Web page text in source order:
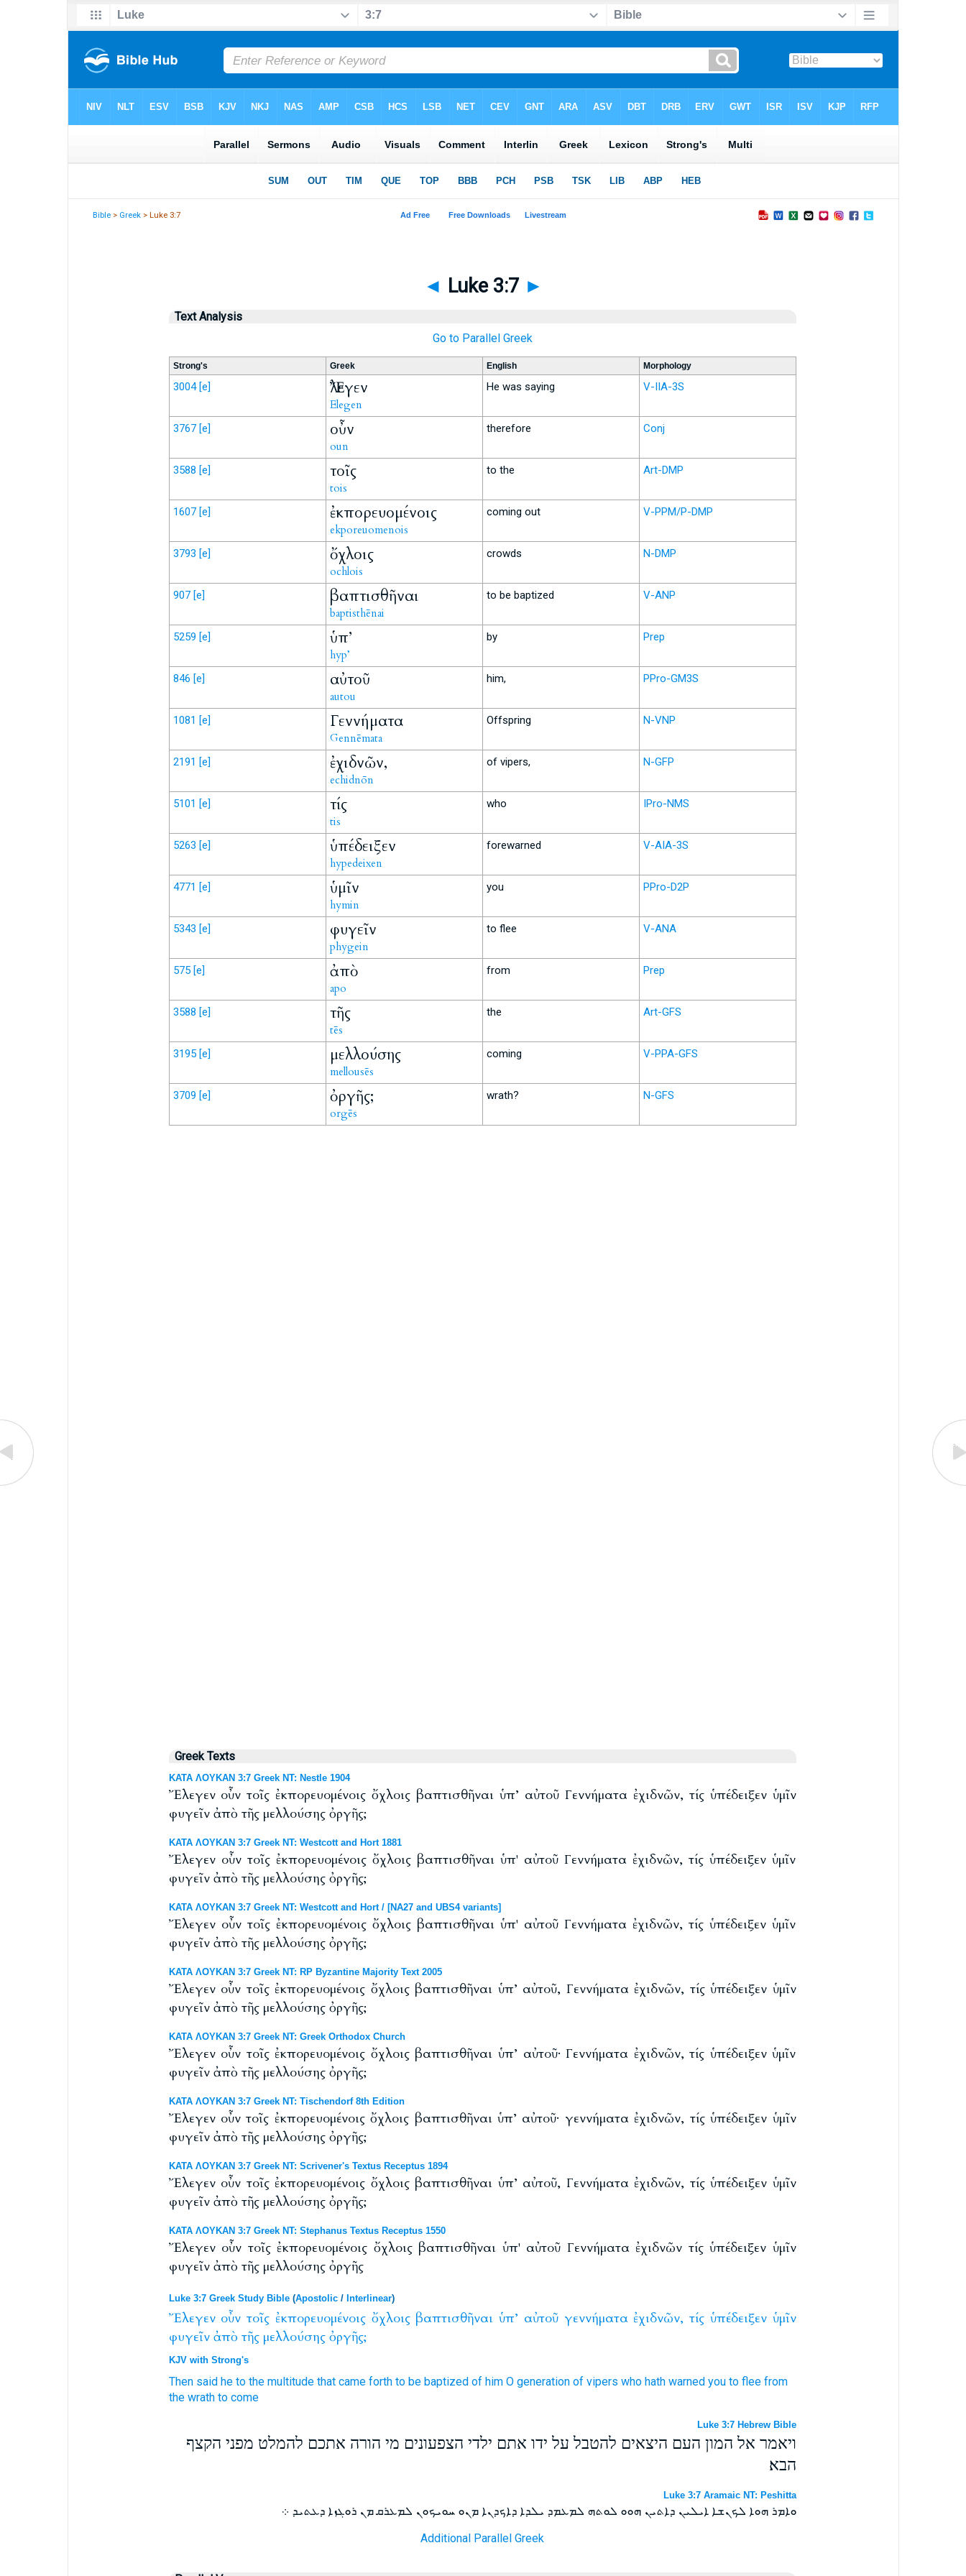
Bible > Greek > Luke 3:7
◄ Luke 3:7 ►
Text Analysis
Go to Parallel Greek
Strong's Greek English Morphology
3004 [e] Ἔλεγεν
Elegen
He was saying V-IIA-3S
3767 [e] οὖν
oun
therefore Conj
3588 [e] τοῖς
tois
to the Art-DMP
1607 [e] ἐκπορευομένοις
ekporeuomenois
coming out V-PPM/P-DMP
3793 [e] ὄχλοις
ochlois
crowds N-DMP
907 [e] βαπτισθῆναι
baptisthēnai
to be baptized V-ANP
5259 [e] ὑπ’
hyp’
by Prep
846 [e] αὐτοῦ
autou
him, PPro-GM3S
1081 [e] Γεννήματα
Gennēmata
Offspring N-VNP
2191 [e] ἐχιδνῶν,
echidnōn
of vipers, N-GFP
5101 [e] τίς
tis
who IPro-NMS
5263 [e] ὑπέδειξεν
hypedeixen
forewarned V-AIA-3S
4771 [e] ὑμῖν
hymin
you PPro-D2P
5343 [e] φυγεῖν
phygein
to flee V-ANA
575 [e] ἀπὸ
apo
from Prep
3588 [e] τῆς
tēs
the Art-GFS
3195 [e] μελλούσης
mellousēs
coming V-PPA-GFS
3709 [e] ὀργῆς;
orgēs
wrath? N-GFS
Greek Texts
ΚΑΤΑ ΛΟΥΚΑΝ 3:7 Greek NT: Nestle 1904
Ἔλεγεν οὖν τοῖς ἐκπορευομένοις ὄχλοις βαπτισθῆναι ὑπ’ αὐτοῦ Γεννήματα ἐχιδνῶν, τίς ὑπέδειξεν ὑμῖν
φυγεῖν ἀπὸ τῆς μελλούσης ὀργῆς;
ΚΑΤΑ ΛΟΥΚΑΝ 3:7 Greek NT: Westcott and Hort 1881
Ἔλεγεν οὖν τοῖς ἐκπορευομένοις ὄχλοις βαπτισθῆναι ὑπ' αὐτοῦ Γεννήματα ἐχιδνῶν, τίς ὑπέδειξεν ὑμῖν
φυγεῖν ἀπὸ τῆς μελλούσης ὀργῆς;
ΚΑΤΑ ΛΟΥΚΑΝ 3:7 Greek NT: Westcott and Hort / [NA27 and UBS4 variants]
Ἔλεγεν οὖν τοῖς ἐκπορευομένοις ὄχλοις βαπτισθῆναι ὑπ' αὐτοῦ Γεννήματα ἐχιδνῶν, τίς ὑπέδειξεν ὑμῖν
φυγεῖν ἀπὸ τῆς μελλούσης ὀργῆς;
ΚΑΤΑ ΛΟΥΚΑΝ 3:7 Greek NT: RP Byzantine Majority Text 2005
Ἔλεγεν οὖν τοῖς ἐκπορευομένοις ὄχλοις βαπτισθῆναι ὑπ’ αὐτοῦ, Γεννήματα ἐχιδνῶν, τίς ὑπέδειξεν ὑμῖν
φυγεῖν ἀπὸ τῆς μελλούσης ὀργῆς;
ΚΑΤΑ ΛΟΥΚΑΝ 3:7 Greek NT: Greek Orthodox Church
Ἔλεγεν οὖν τοῖς ἐκπορευομένοις ὄχλοις βαπτισθῆναι ὑπ’ αὐτοῦ· Γεννήματα ἐχιδνῶν, τίς ὑπέδειξεν ὑμῖν
φυγεῖν ἀπὸ τῆς μελλούσης ὀργῆς;
ΚΑΤΑ ΛΟΥΚΑΝ 3:7 Greek NT: Tischendorf 8th Edition
Ἔλεγεν οὖν τοῖς ἐκπορευομένοις ὄχλοις βαπτισθῆναι ὑπ’ αὐτοῦ· γεννήματα ἐχιδνῶν, τίς ὑπέδειξεν ὑμῖν
φυγεῖν ἀπὸ τῆς μελλούσης ὀργῆς;
ΚΑΤΑ ΛΟΥΚΑΝ 3:7 Greek NT: Scrivener's Textus Receptus 1894
Ἔλεγεν οὖν τοῖς ἐκπορευομένοις ὄχλοις βαπτισθῆναι ὑπ’ αὐτοῦ, Γεννήματα ἐχιδνῶν, τίς ὑπέδειξεν ὑμῖν
φυγεῖν ἀπὸ τῆς μελλούσης ὀργῆς;
ΚΑΤΑ ΛΟΥΚΑΝ 3:7 Greek NT: Stephanus Textus Receptus 1550
Ἔλεγεν οὖν τοῖς ἐκπορευομένοις ὄχλοις βαπτισθῆναι ὑπ' αὐτοῦ Γεννήματα ἐχιδνῶν τίς ὑπέδειξεν ὑμῖν
φυγεῖν ἀπὸ τῆς μελλούσης ὀργῆς
Luke 3:7 Greek Study Bible(Apostolic/ Interlinear)
Ἔλεγεν οὖν τοῖς ἐκπορευομένοις ὄχλοις βαπτισθῆναι ὑπ’ αὐτοῦ γεννήματα ἐχιδνῶν, τίς ὑπέδειξεν ὑμῖν
φυγεῖν ἀπὸ τῆς μελλούσης ὀργῆς;
KJV with Strong's
Then said he to the multitude that came forth to be baptized of him O generation of vipers who hath warned you to flee from
the wrath to come
Luke 3:7 Hebrew Bible
ויאמר אל המון העם היצאים להטבל על ידו אתם ילדי הצפעונים מי הורה אתכם להמלט מפני הקצף
הבא׃
Luke 3:7 Aramaic NT: Peshitta
ܘܐܡܪ ܗܘܐ ܠܟܢܫܐ ܐܝܠܝܢ ܕܐܬܝܢ ܗܘܘ ܠܘܬܗ ܠܡܥܡܕ ܝܠܕܐ ܕܐܟܕܢܐ ܡܢܘ ܚܘܝܟܘܢ ܠܡܥܪܩ ܡܢ ܪܘܓܙܐ ܕܥܬܝܕ ܀
Additional Parallel Greek